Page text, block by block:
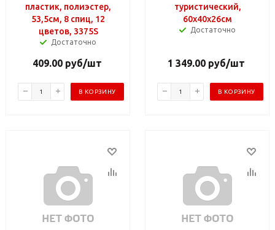
пластик, полиэстер,
53,5см, 8 спиц, 12
цветов, 3375S
Достаточно
409.00руб/шт
В КОРЗИНУ
туристический,
60х40х26см
Достаточно
1 349.00 руб/шт
В КОРЗИНУ